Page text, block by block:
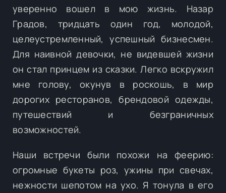
уверенно вошел в мою жизнь. Назар
Градов, тридцать один год, молодой,
целеустремленный, успешный бизнесмен.
Для наивной девочки, не видевшей жизни
он стал принцем из сказки. Легко вскружил
мне голову, окунув в роскошь, в мир
дорогих ресторанов, брендовой одежды,
путешествий и безграничных
возможностей.
Наши встречи были похожи на феерию:
огромные букеты роз, ужины при свечах,
нежности шепотом на ухо. Я тонула в его